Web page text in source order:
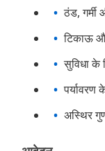
ठंड,
टिकाऊ
सुविधा के
अस्थिर